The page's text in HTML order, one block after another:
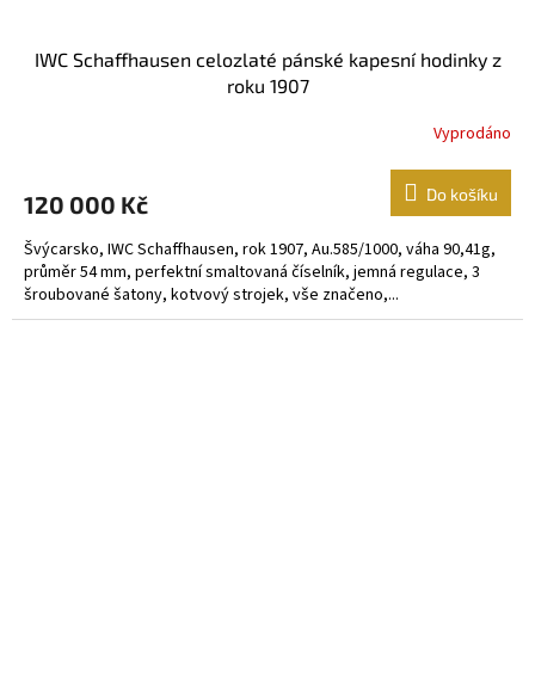
IWC Schaffhausen celozlaté pánské kapesní hodinky z
roku 1907
Vyprodáno
120 000 Kč Do košíku
Švýcarsko, IWC Schaffhausen, rok 1907, Au.585/1000, váha 90,41g,
průměr 54 mm, perfektní smaltovaná číselník, jemná regulace, 3
šroubované šatony, kotvový strojek, vše značeno,...